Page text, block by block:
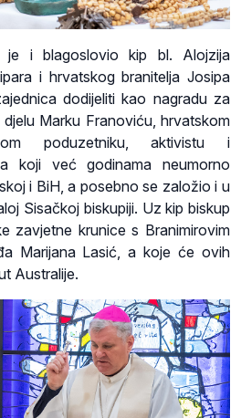
je i blagoslovio kip bl. Alojzija
i hrvatskog branitelja Josipa
dodijeliti kao nagradu za
Marku Franoviću, hrvatskom
poduzetniku, aktivistu i
koji već godinama neumorno
i BiH, a posebno se založio i u
Sisačkoj biskupiji. Uz kip biskup
zavjetne krunice s Branimirovim
Marijana Lasić, a koje će ovih
Australije.